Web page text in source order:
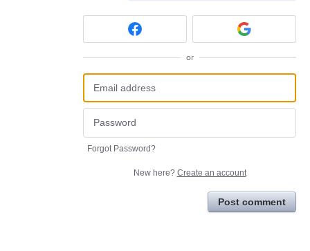
or
Forgot Password?
New here? Create an account
Post comment